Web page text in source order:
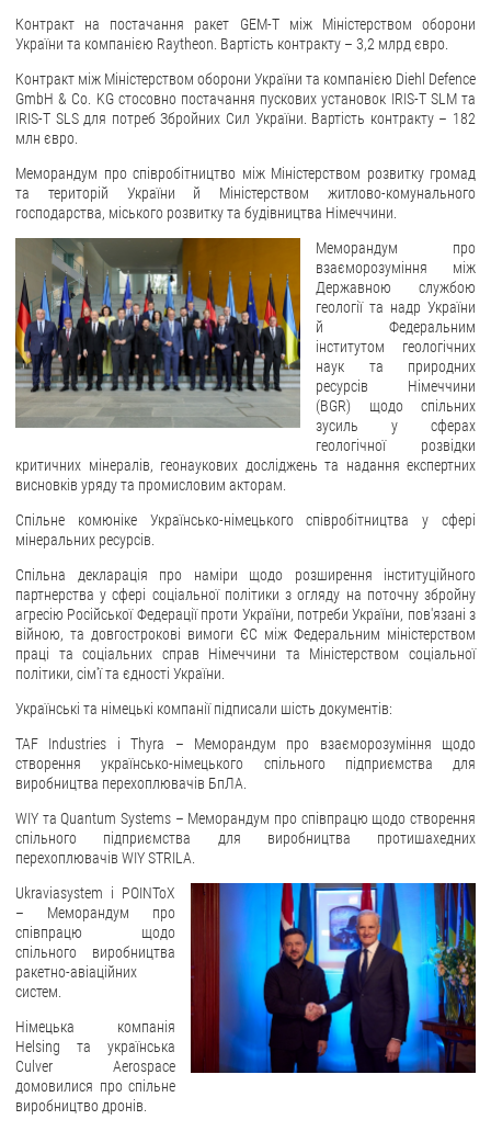
Контракт на постачання ракет GEM-T між Міністерством оборони
України та компанією Raytheon. Вартість контракту – 3,2 млрд євро.
Контракт між Міністерством оборони України та компанією Diehl Defence
GmbH & Co. KG стосовно постачання пускових установок IRIS-T SLM та
IRIS-T SLS для потреб Збройних Сил України. Вартість контракту – 182
млн євро.
Меморандум про співробітництво між Міністерством розвитку громад
та територій України й Міністерством житлово-комунального
господарства, міського розвитку та будівництва Німеччини.
Меморандум про
взаєморозуміння між
Державною службою
геології та надр України
й Федеральним
інститутом геологічних
наук та природних
ресурсів Німеччини
(BGR) щодо спільних
зусиль у сферах
геологічної розвідки
критичних мінералів, геонаукових досліджень та надання експертних
висновків уряду та промисловим акторам.
Спільне комюніке Українсько-німецького співробітництва у сфері
мінеральних ресурсів.
Спільна декларація про наміри щодо розширення інституційного
партнерства у сфері соціальної політики з огляду на поточну збройну
агресію Російської Федерації проти України, потреби України, пов'язані з
війною, та довгострокові вимоги ЄС між Федеральним міністерством
праці та соціальних справ Німеччини та Міністерством соціальної
політики, сім'ї та єдності України.
Українські та німецькі компанії підписали шість документів:
TAF Industries і Thyra – Меморандум про взаєморозуміння щодо
створення українсько-німецького спільного підприємства для
виробництва перехоплювачів БпЛА.
WIY та Quantum Systems – Меморандум про співпрацю щодо створення
спільного підприємства для виробництва протишахедних
перехоплювачів WIY STRILA.
Ukraviasystem і POINToX
– Меморандум про
співпрацю щодо
спільного виробництва
ракетно-авіаційних
систем.
Німецька компанія
Helsing та українська
Culver Aerospace
домовилися про спільне
виробництво дронів.